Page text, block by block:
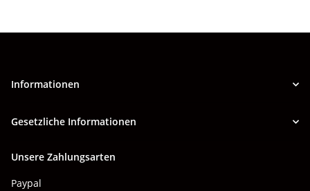
Informationen
Gesetzliche Informationen
Unsere Zahlungsarten
Paypal